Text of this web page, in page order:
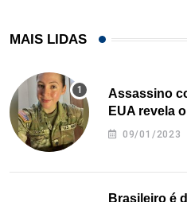
MAIS LIDAS
Assassino
EUA revela
09/01/2023
Brasileiro é